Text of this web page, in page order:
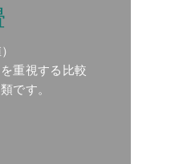
重視する比較
です。